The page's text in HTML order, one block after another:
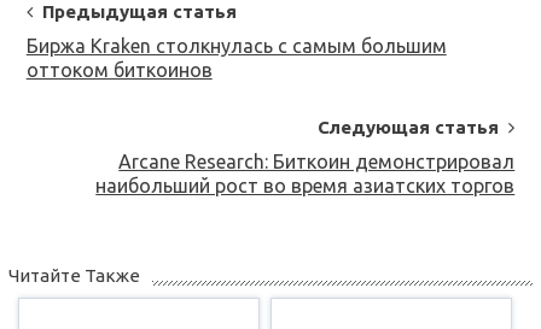
Post
Navigation
Предыдущая статья
Биржа Kraken столкнулась с самым большим
оттоком биткоинов
Следующая статья
Arcane Research: Биткоин демонстрировал
наибольший рост во время азиатских торгов
Читайте Также